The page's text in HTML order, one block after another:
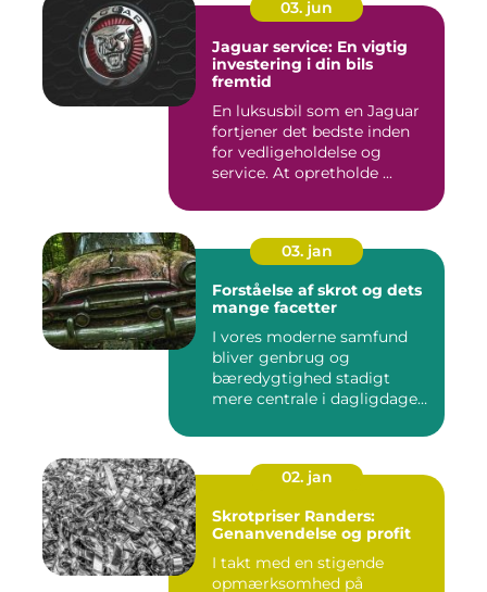
03. jun
Jaguar service: En vigtig
investering i din bils
fremtid
En luksusbil som en Jaguar
fortjener det bedste inden
for vedligeholdelse og
service. At opretholde ...
03. jan
Forståelse af skrot og dets
mange facetter
I vores moderne samfund
bliver genbrug og
bæredygtighed stadigt
mere centrale i dagligdagen.
02. jan
Skrotpriser Randers:
Genanvendelse og profit
I takt med en stigende
opmærksomhed på